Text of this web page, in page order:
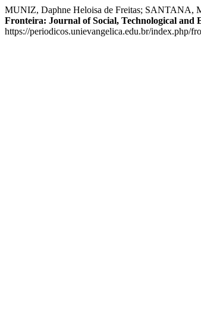
MUNIZ, Daphne Heloisa de Freitas; SANTANA,
Fronteira: Journal of Social, Technological and
https://periodicos.unievangelica.edu.br/index.php/